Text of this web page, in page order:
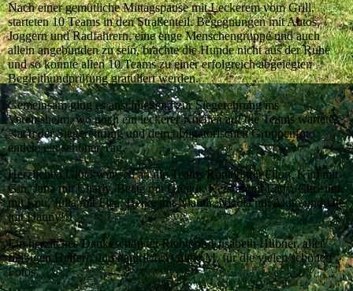
Nach einer gemütliche Mittagspause mit Leckerem vom Grill,
starteten 10 Teams in den Straßenteil. Begegnungen mit Autos,
Joggern und Radfahrern, eine enge Menschengruppe und auch
allein angebunden zu sein, brachte die Hunde nicht aus der Ruhe
und so konnte allen 10 Teams zu einer erfolgreich abgelegten
Begleithundprüfung gratuliert werden.
Gemeinsam ging es anschließend zur Siegerehrung ins
Vereinsheim, wo noch ein leckerer Kuchen auf die Teams wartete.
Nach der Siegerehrung und dem obligatorischen Gruppenfoto
endete ein schöner Tag.
Herzlichen Glückwunsch an die Teams Ronald mit Filou, Kim mit
Gin, Jana mit Charly, Beate mit Gregor, Kerstin mit Lady, Christina
mit Lou, Julia mit Flea, Heike mit Niamh, Nicola mit Akito und Ute
mit Danny!!!
Ein herzliches Dankeschön an Richterin Elisabeth Hübner, allen
fleißigen Helfern und natürlich Yvonne M. für die vielen schönen
Fotos.